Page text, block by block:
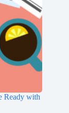
Ready with